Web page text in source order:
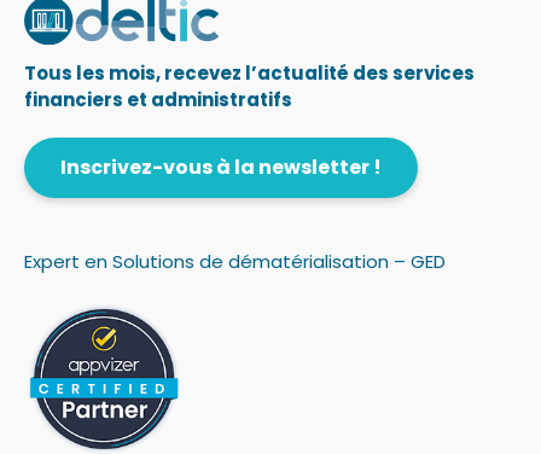
Tous les mois, recevez l’actualité des services
financiers et administratifs
Inscrivez-vous à la newsletter !
Expert en Solutions de dématérialisation – GED